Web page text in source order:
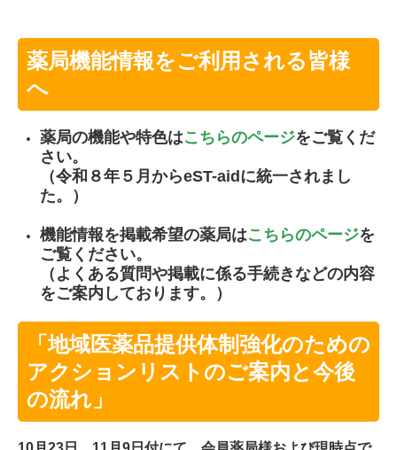
薬局機能情報をご利用される皆様
へ
薬局の機能や特色はこちらのページをご覧くだ
さい。
（令和８年５月からeST-aidに統一されまし
た。）
機能情報を掲載希望の薬局はこちらのページを
ご覧ください。
（よくある質問や掲載に係る手続きなどの内容
をご案内しております。）
「地域医薬品提供体制強化のための
アクションリストのご案内と今後
の流れ」